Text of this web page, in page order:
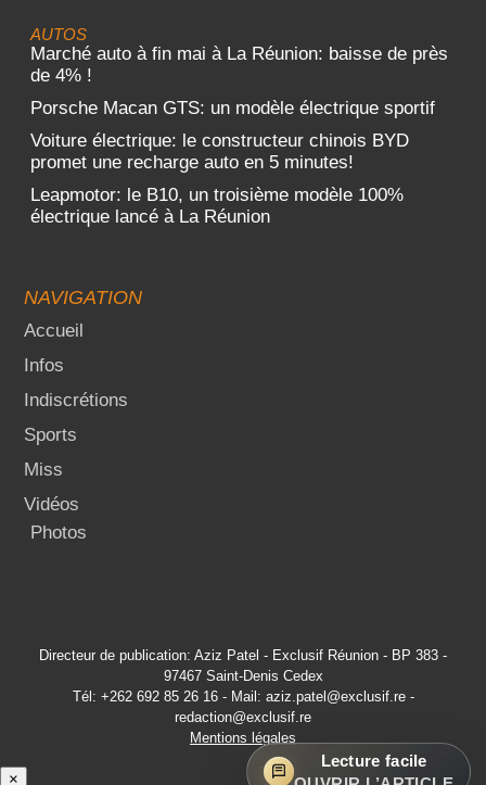
AUTOS
Marché auto à fin mai à La Réunion: baisse de près
de 4% !
Porsche Macan GTS: un modèle électrique sportif
Voiture électrique: le constructeur chinois BYD
promet une recharge auto en 5 minutes!
Leapmotor: le B10, un troisième modèle 100%
électrique lancé à La Réunion
NAVIGATION
Accueil
Infos
Indiscrétions
Sports
Miss
Vidéos
Photos
Directeur de publication: Aziz Patel - Exclusif Réunion - BP 383 -
97467 Saint-Denis Cedex
Tél: +262 692 85 26 16 - Mail: aziz.patel@exclusif.re -
redaction@exclusif.re
Mentions légales
Lecture facile
×